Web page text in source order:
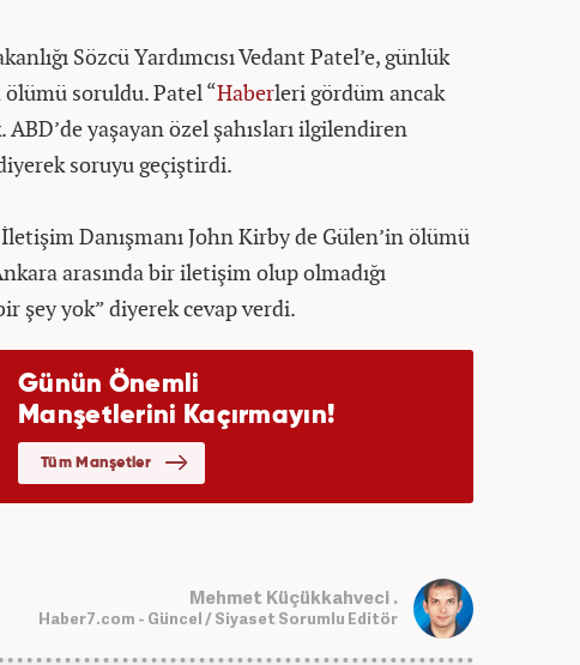
Sözcü Yardımcısı Vedant Patel’e, günlük
ölümü soruldu. Patel “Haberleri gördüm ancak
yaşayan özel şahısları ilgilendiren
soruyu geçiştirdi.
Danışmanı John Kirby de Gülen’in ölümü
arasında bir iletişim olup olmadığı
şey yok” diyerek cevap verdi.
Mehmet Küçükkahveci .
Haber7.com - Güncel / Siyaset Sorumlu Editör